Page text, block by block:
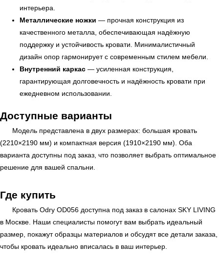
интерьера.
Металлические ножки — прочная конструкция из
качественного металла, обеспечивающая надёжную
поддержку и устойчивость кровати. Минималистичный
дизайн опор гармонирует с современным стилем мебели.
Внутренний каркас — усиленная конструкция,
гарантирующая долговечность и надёжность кровати при
ежедневном использовании.
Доступные варианты
Модель представлена в двух размерах: большая кровать
(2210×2190 мм) и компактная версия (1910×2190 мм). Оба
варианта доступны под заказ, что позволяет выбрать оптимальное
решение для вашей спальни.
Где купить
Кровать Odry OD056 доступна под заказ в салонах SKY LIVING
в Москве. Наши специалисты помогут вам выбрать идеальный
размер, покажут образцы материалов и обсудят все детали заказа,
чтобы кровать идеально вписалась в ваш интерьер.
УЗНАТЬ ПОДРОБНЕЕ